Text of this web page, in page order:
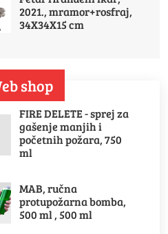
2021., mramor+rosfraj,
34X34X15 cm
shop
FIRE DELETE - sprej za
gašenje manjih i
početnih požara, 750
ml
MAB, ručna
protupožarna bomba,
500 ml , 500 ml